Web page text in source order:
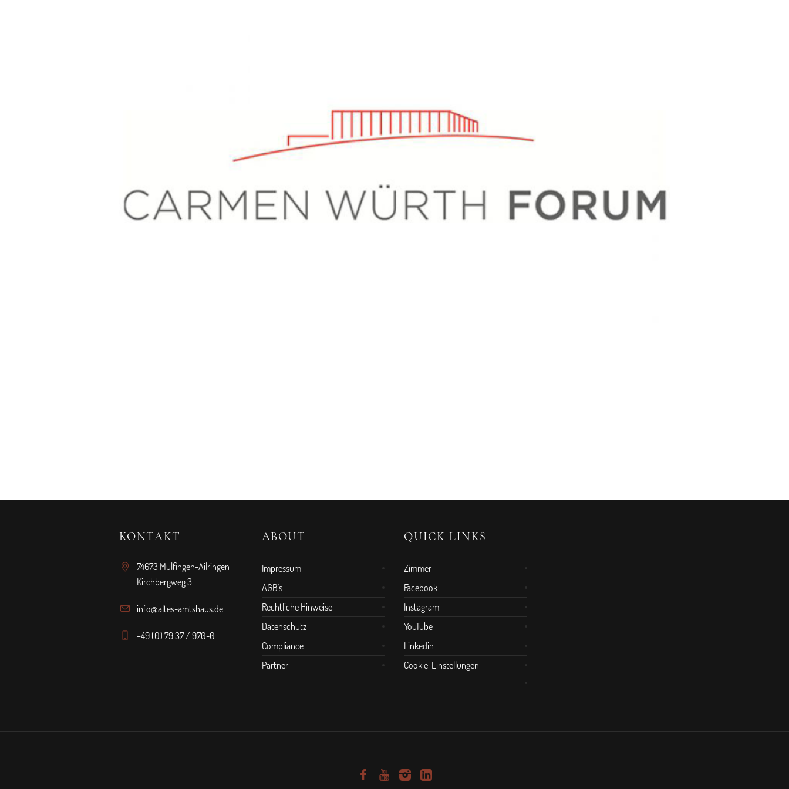
KONTAKT
74673 Mulfingen-Ailringen
Kirchbergweg 3
info@altes-amtshaus.de
+49 (0) 79 37 / 970-0
ABOUT
Impressum
AGB's
Rechtliche Hinweise
Datenschutz
Compliance
Partner
QUICK LINKS
Zimmer
Facebook
Instagram
YouTube
Linkedin
Cookie-Einstellungen